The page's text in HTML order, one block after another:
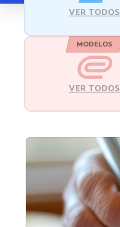
VER TODOS
MODELOS
VER TODOS